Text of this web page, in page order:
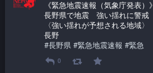
《緊急地震速報（気象庁発表）》
長野県で地震　強い揺れに警戒
〈強い揺れが予想される地域〉
長野
#長野県 #緊急地震速報 #緊急
0